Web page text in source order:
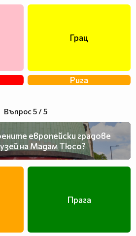
Грац
Рига
Въпрос 5 / 5
европейски градове
на Мадам Тюсо?
Прага